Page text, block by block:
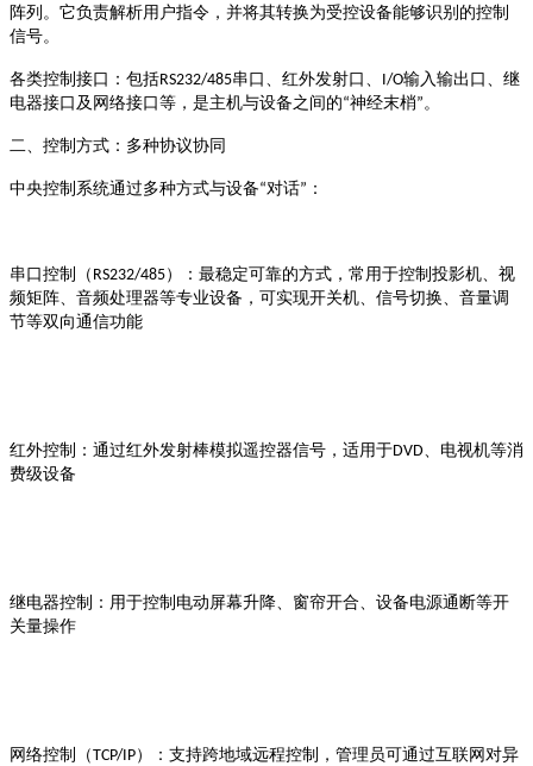
阵列。它负责解析用户指令，并将其转换为受控设备能够识别的控制
信号。
各类控制接口 ：包括RS232/485串口、红外发射口、 I/O输入输出口、继
电器接口及网络接口等，是主机与设备之间的“神经末梢”。
二、控制方式：多种协议协同
中央控制系统通过多种方式与设备“对话” ：
串口控制（ RS232/485）
：最稳定可靠的方式，常用于控制投影机、视
频矩阵、音频处理器等专业设备，可实现开关机、信号切换、音量调
节等双向通信功能
红外控制 ：通过红外发射棒模拟遥控器信号，适用于DVD 、电视机等消
费级设备
继电器控制 ：用于控制电动屏幕升降、窗帘开合、设备电源通断等开
关量操作
网络控制（TCP/IP）
：支持跨地域远程控制，管理员可通过互联网对异